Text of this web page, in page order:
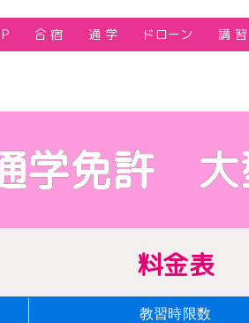
合 宿 通 学 ドローン 講 習
学免許 大
料金表
教習時限数